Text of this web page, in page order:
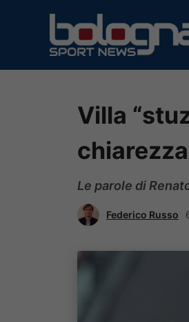
contenuto
Villa
Le parole di
Federico Russo